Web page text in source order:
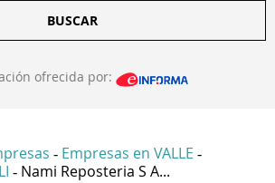
BUSCAR
ofrecida por:
- Empresas en VALLE -
- Nami Reposteria S A...